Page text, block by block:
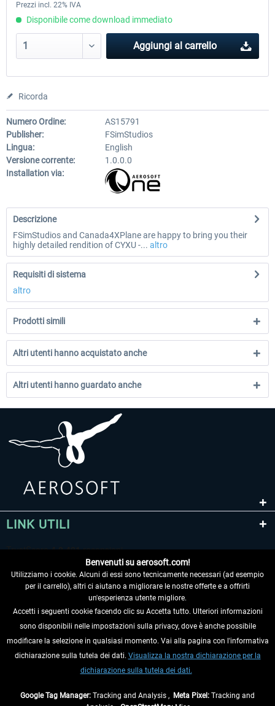
Prezzi incl. 22% IVA
Disponibile come download immediato
Aggiungi al carrello
Ricorda
Numero Ordine:
AS15791
Publisher:
FSimStudios
Lingua:
English
Versione corrente:
1.0.0.0
Installation via:
Descrizione
FSimStudios and Canada4XPlane are happy to bring you their
highly detailed rendition of CYXU -... altro
Requisiti di sistema
altro
Prodotti simili
Altri utenti hanno acquistato anche
Altri utenti hanno guardato anche
LINK UTILI
RECEDERE DAL CONTRATTO
INFORMAZIONI
Benvenuti su aerosoft.com!
Utilizziamo i cookie. Alcuni di essi sono tecnicamente necessari (ad esempio
per il carrello), altri ci aiutano a migliorare le nostre offerte e a offrirti
un'esperienza utente migliore.
Accetti i seguenti cookie facendo clic su Accetta tutto. Ulteriori informazioni
sono disponibili nelle impostazioni sulla privacy, dove è anche possibile
modificare la selezione in qualsiasi momento. Vai alla pagina con l'informativa
dichiarazione sulla tutela dei dati. Visualizza la nostra dichiarazione per la
dichiarazione sulla tutela dei dati.
Google Tag Manager: Tracking and Analysis , Meta Pixel: Tracking and